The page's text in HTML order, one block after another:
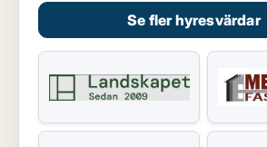
Se fler hyresvärdar